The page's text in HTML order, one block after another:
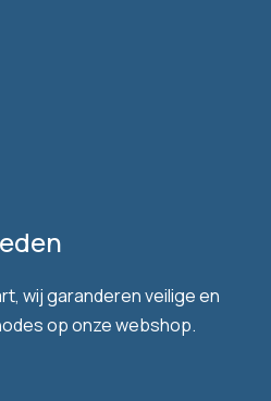
wij garanderen veilige en
op onze webshop.